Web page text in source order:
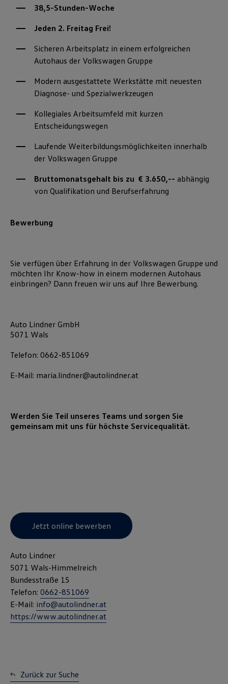
38,5-Stunden-Woche
Jeden 2. Freitag Frei!
Sicheren Arbeitsplatz in einem erfolgreichen
Autohaus der Volkswagen Gruppe
Modern ausgestattete Werkstätte mit neuesten
Diagnose- und Spezialwerkzeugen
Kollegiales Arbeitsumfeld mit kurzen
Entscheidungswegen
Laufende Weiterbildungsmöglichkeiten innerhalb
der Volkswagen Gruppe
Bruttomonatsgehalt bis zu € 3.650,-- abhängig
von Qualifikation und Berufserfahrung
Bewerbung
Sie verfügen über Erfahrung in der Volkswagen Gruppe und
möchten Ihr Know-how in einem modernen Autohaus
einbringen? Dann freuen wir uns auf Ihre Bewerbung.
Auto Lindner GmbH
5071 Wals
Telefon: 0662-851069
E-Mail: maria.lindner@autolindner.at
Werden Sie Teil unseres Teams und sorgen Sie
gemeinsam mit uns für höchste Servicequalität.
Jetzt online bewerben
Auto Lindner
5071 Wals-Himmelreich
Bundesstraße 15
Telefon: 0662-851069
E-Mail: info@autolindner.at
https://www.autolindner.at
Zurück zur Suche